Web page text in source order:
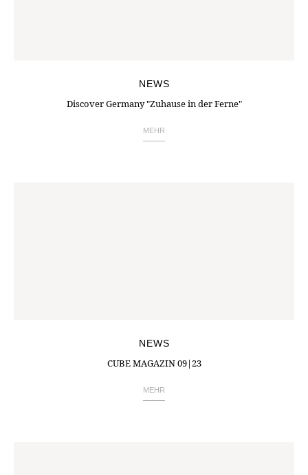
NEWS
Discover Germany "Zuhause in der Ferne"
MEHR
NEWS
CUBE MAGAZIN 09|23
MEHR